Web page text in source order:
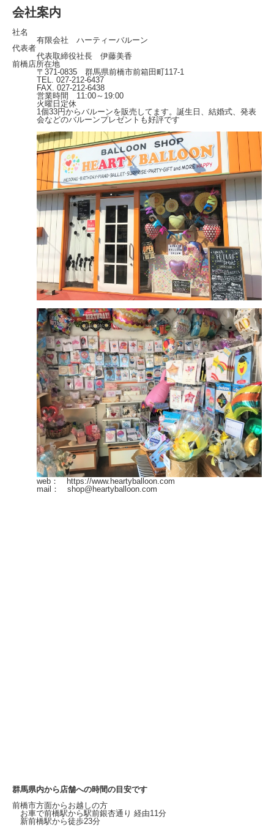
会社案内
社名
有限会社 ハーティーバルーン
代表者
代表取締役社長 伊藤美香
前橋店所在地
〒371-0835 群馬県前橋市前箱田町117-1
TEL. 027-212-6437
FAX. 027-212-6438
営業時間 11:00～19:00
火曜日定休
1個33円からバルーンを販売してます。誕生日、結婚式、発表
会などのバルーンプレゼントも好評です
web： https://www.heartyballoon.com
mail： shop@heartyballoon.com
群馬県内から店舗への時間の目安です
前橋市方面からお越しの方
お車で前橋駅から駅前銀杏通り 経由11分
新前橋駅から徒歩23分